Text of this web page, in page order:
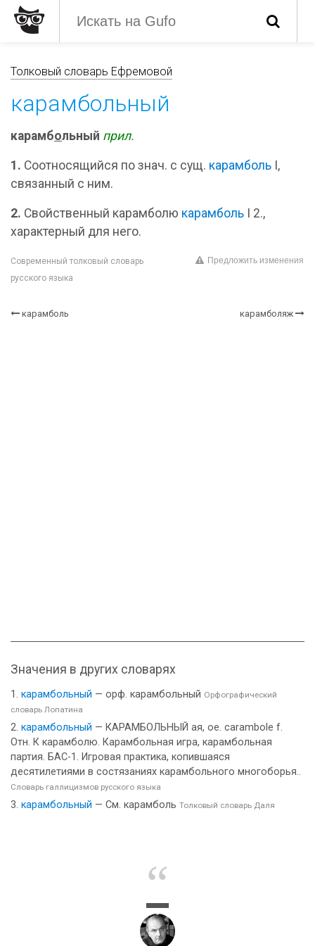
Толковый словарь Ефремовой
карамбольный
карамбольный прил.
1. Соотносящийся по знач. с сущ. карамболь I,
связанный с ним.
2. Свойственный карамболю карамболь I 2.,
характерный для него.
Современный толковый словарь
русского языка
Предложить изменения
карамболь карамболяж
Значения в других словарях
карамбольный — орф. карамбольный Орфографический
словарь Лопатина
карамбольный — КАРАМБОЛЬНЫЙ ая, ое. carambole f.
Отн. К карамболю. Карамбольная игра, карамбольная
партия. БАС-1. Игровая практика, копившаяся
десятилетиями в состязаниях карамбольного многоборья..
Словарь галлицизмов русского языка
карамбольный — См. карамболь Толковый словарь Даля